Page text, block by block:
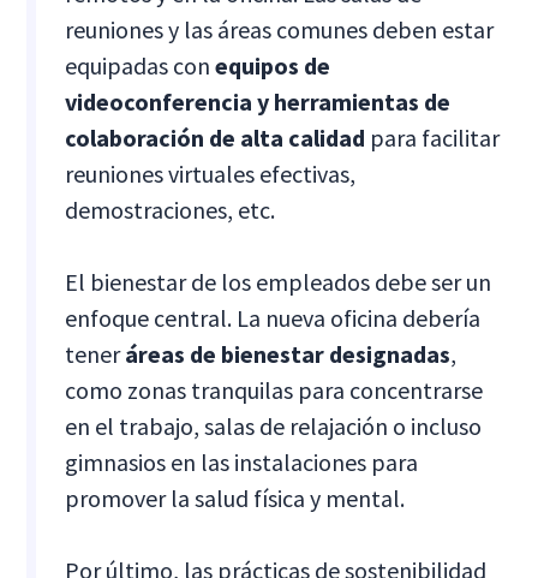
reuniones y las áreas comunes deben estar
equipadas conequipos de
videoconferencia y herramientas de
colaboración de alta calidad para facilitar
reuniones virtuales efectivas,
demostraciones, etc.
El bienestar de los empleados debe ser un
enfoque central. La nueva oficina debería
teneráreas de bienestar designadas,
como zonas tranquilas para concentrarse
en el trabajo, salas de relajación o incluso
gimnasios en las instalaciones para
promover la salud física y mental.
Por último, las prácticas de sostenibilidad